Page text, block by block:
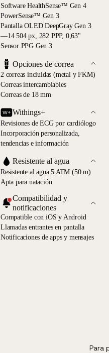
Para
Software HealthSense™ Gen 4
PowerSense™ Gen 3
Pantalla OLED DeepGray Gen 3
—14 504 px, 282 PPP, 0,63"
Sensor PPG Gen 3
Opciones de correa
2 correas incluidas (metal y FKM)
Correas intercambiables
Correas de 18 mm
Withings+
Revisiones de ECG por cardiólogo
Incorporación personalizada,
tendencias e información
Resistente al agua
Resistente al agua 5 ATM (50 m)
Apta para natación
Compatibilidad y
notificaciones
Compatible con iOS y Android
Llamadas entrantes en pantalla
Notificaciones de apps y mensajes